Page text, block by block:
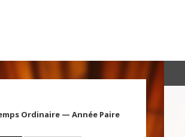
Ordinaire — Année Paire